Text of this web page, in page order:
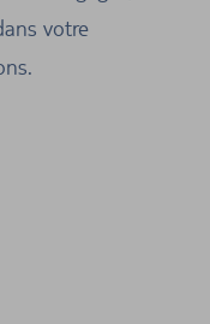
votre